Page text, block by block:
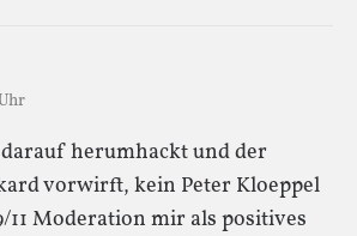
herumhackt und der
vorwirft, kein Peter Kloeppel
11 Moderation mir als positives